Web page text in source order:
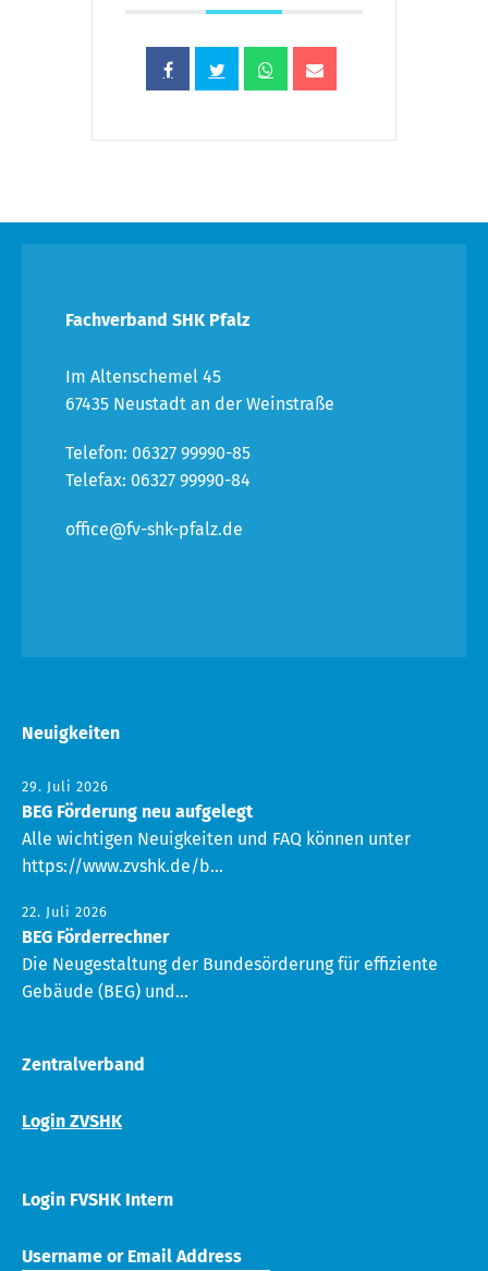
Fachverband SHK Pfalz
Im Altenschemel 45
67435 Neustadt an der Weinstraße
Telefon: 06327 99990-85
Telefax: 06327 99990-84
office@fv-shk-pfalz.de
Neuigkeiten
29. Juli 2026
BEG Förderung neu aufgelegt
Alle wichtigen Neuigkeiten und FAQ können unter
https://www.zvshk.de/b...
22. Juli 2026
BEG Förderrechner
Die Neugestaltung der Bundesörderung für effiziente
Gebäude (BEG) und...
Zentralverband
Login ZVSHK
Login FVSHK Intern
Username or Email Address